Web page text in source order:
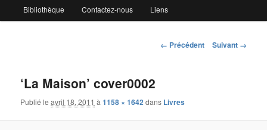
au
Bibliothèque Contactez-nous Liens
Navigation
← Précédent Suivant →
‘La Maison’ cover0002
Publié leavril 18, 2011 à1158 × 1642 dans Livres